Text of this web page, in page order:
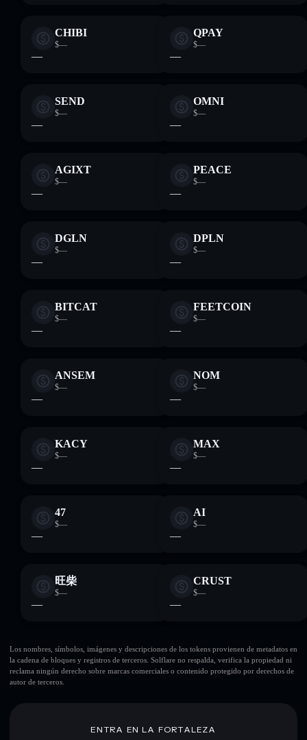
CHIBI
$—
—
QPAY
$—
—
SEND
$—
—
OMNI
$—
—
AGIXT
$—
—
PEACE
$—
—
DGLN
$—
—
DPLN
$—
—
BITCAT
$—
—
FEETCOIN
$—
—
ANSEM
$—
—
NOM
$—
—
KACY
$—
—
MAX
$—
—
47
$—
—
AI
$—
—
旺柴
$—
—
CRUST
$—
—
Los nombres, símbolos, imágenes y descripciones de los tokens provienen de metadatos en
la cadena de bloques y registros de terceros. Solflare no respalda, verifica la propiedad ni
reclama ningún derecho sobre marcas comerciales o contenido protegido por derechos de
autor de terceros.
ENTRA EN LA FORTALEZA